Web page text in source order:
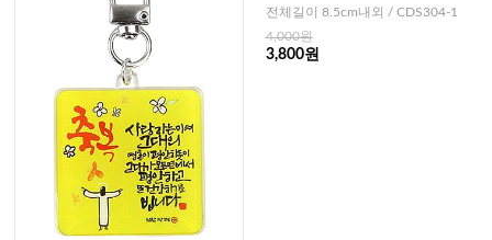
전체길이 8.5cm내외 / CDS304-1
4,000원
3,800원